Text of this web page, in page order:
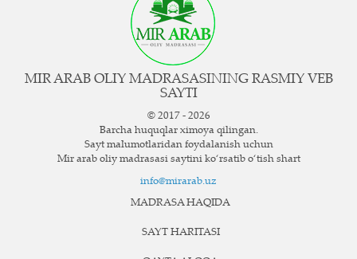
MIR ARAB OLIY MADRASASINING RASMIY VEB
SAYTI
© 2017 - 2026
Barcha huquqlar ximoya qilingan.
Sayt ma`lumotlaridan foydalanish uchun
Mir arab oliy madrasasi saytini ko‘rsatib o‘tish shart
info@mirarab.uz
MADRASA HAQIDA
SAYT HARITASI